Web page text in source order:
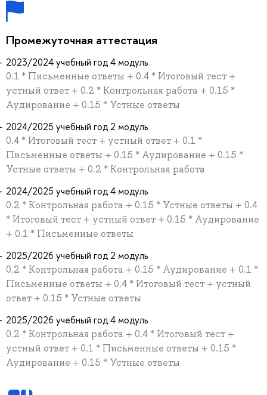
Промежуточная аттестация
2023/2024 учебный год 4 модуль
0.1 * Письменные ответы + 0.4 * Итоговый тест +
устный ответ + 0.2 * Контрольная работа + 0.15 *
Аудирование + 0.15 * Устные ответы
2024/2025 учебный год 2 модуль
0.4 * Итоговый тест + устный ответ + 0.1 *
Письменные ответы + 0.15 * Аудирование + 0.15 *
Устные ответы + 0.2 * Контрольная работа
2024/2025 учебный год 4 модуль
0.2 * Контрольная работа + 0.15 * Устные ответы + 0.4
* Итоговый тест + устный ответ + 0.15 * Аудирование
+ 0.1 * Письменные ответы
2025/2026 учебный год 2 модуль
0.2 * Контрольная работа + 0.15 * Аудирование + 0.1 *
Письменные ответы + 0.4 * Итоговый тест + устный
ответ + 0.15 * Устные ответы
2025/2026 учебный год 4 модуль
0.2 * Контрольная работа + 0.4 * Итоговый тест +
устный ответ + 0.1 * Письменные ответы + 0.15 *
Аудирование + 0.15 * Устные ответы